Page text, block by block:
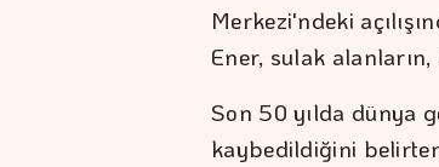
Merkezi'ndeki
Ener, sulak
Son 50 yılda dünya
kaybedildiğini